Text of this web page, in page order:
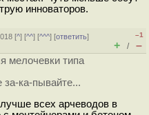
инноваторов.
[^] [^^] [^^^] [ответить]
–1
+ / –
мелочевки типа
ка-пывайте...
всех арчеводов в